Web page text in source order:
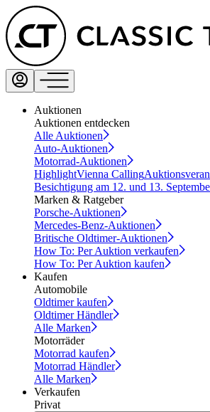
Auktionen
Auktionen entdecken
Alle Auktionen
Auto-Auktionen
Motorrad-Auktionen
HighlightVienna Calling
Besichtigung am 12. und 13.
Marken & Ratgeber
Porsche-Auktionen
Mercedes-Benz-Auktionen
Britische Oldtimer-Auktionen
How To: Per Auktion verkaufen
How To: Per Auktion kaufen
Kaufen
Automobile
Oldtimer kaufen
Oldtimer Händler
Alle Marken
Motorräder
Motorrad kaufen
Motorrad Händler
Alle Marken
Verkaufen
Privat